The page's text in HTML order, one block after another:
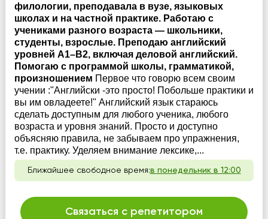
филологии, преподавала в вузе, языковых
школах и на частной практике. Работаю с
учениками разного возраста — школьники,
студенты, взрослые. Преподаю английский
уровней A1–B2, включая деловой английский.
Помогаю с программой школы, грамматикой,
произношением Первое что говорю всем своим
учении :"Английски -это просто! Побольше практики и
вы им овладеете!" Английский язык стараюсь
сделать доступным для любого ученика, любого
возраста и уровня знаний. Просто и доступно
объясняю правила, не забываем про упражнения,
т.е. практику. Уделяем внимание лексике,...
Ближайшее свободное время:в понедельник в 12:00
Связаться с репетитором